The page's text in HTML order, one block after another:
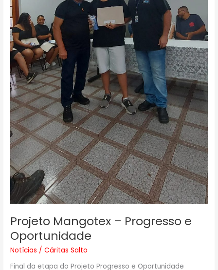
Projeto Mangotex – Progresso e
Oportunidade
Notícias /Cáritas Salto
Final da etapa do Projeto Progresso e Oportunidade
e
Oportunidade